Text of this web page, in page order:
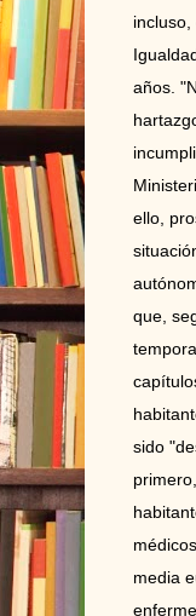
años.
ello,
que,
sido
media